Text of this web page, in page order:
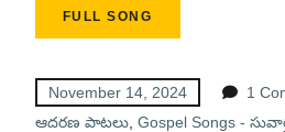
FULL SONG
November 14, 2024 1
ఆదరణ పాటలు, Gospel Songs -